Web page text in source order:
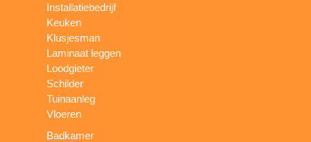
Installatiebedrijf
Keuken
Klusjesman
Laminaat leggen
Loodgieter
Schilder
Tuinaanleg
Vloeren
Badkamer